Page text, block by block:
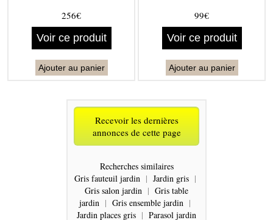
256€
Voir ce produit
Ajouter au panier
99€
Voir ce produit
Ajouter au panier
Recevoir les dernières
annonces de cette page
Recherches similaires
Gris fauteuil jardin | Jardin gris |
Gris salon jardin | Gris table
jardin | Gris ensemble jardin |
Jardin places gris | Parasol jardin